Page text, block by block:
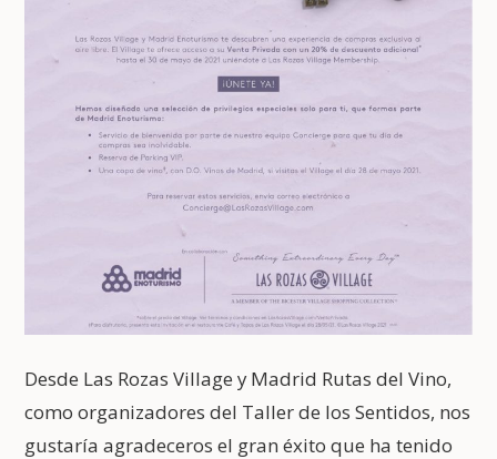
Desde Las Rozas Village y Madrid Rutas del Vino,
como organizadores del Taller de los Sentidos, nos
gustaría agradeceros el gran éxito que ha tenido